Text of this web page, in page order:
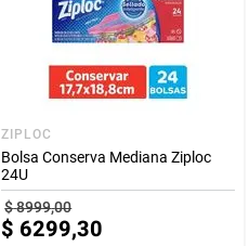
ZIPLOC
Bolsa Conserva Mediana Ziploc
24U
$8999,00
$ 6299,30
Manteca
Arroz